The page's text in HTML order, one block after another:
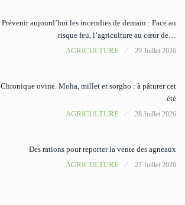
Prévenir aujourd’hui les incendies de demain : Face au
risque feu, l’agriculture au cœur de…
AGRICULTURE
29 Juillet 2026
Chronique ovine. Moha, millet et sorgho : à pâturer cet
été
AGRICULTURE
28 Juillet 2026
Des rations pour reporter la vente des agneaux
AGRICULTURE
27 Juillet 2026